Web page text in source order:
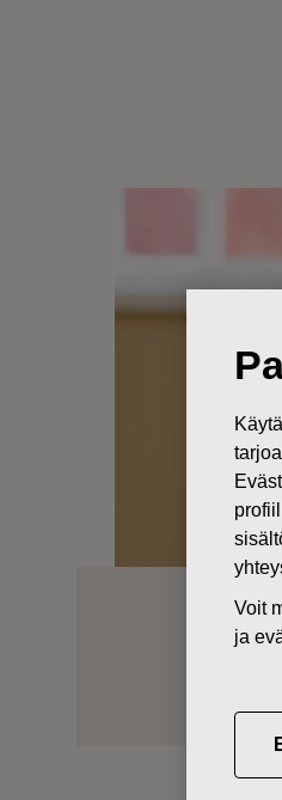
Voit
ja